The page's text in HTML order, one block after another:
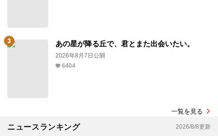
あの星が降る丘で、君とまた出会いたい。
2026年8月7日公開
6404
一覧を見る
ニュースランキング 2026/8/8更新